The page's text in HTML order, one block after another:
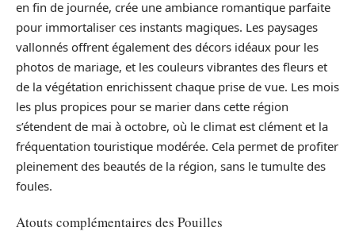
en fin de journée, crée une ambiance romantique parfaite
pour immortaliser ces instants magiques. Les paysages
vallonnés offrent également des décors idéaux pour les
photos de mariage, et les couleurs vibrantes des fleurs et
de la végétation enrichissent chaque prise de vue. Les mois
les plus propices pour se marier dans cette région
s’étendent de mai à octobre, où le climat est clément et la
fréquentation touristique modérée. Cela permet de profiter
pleinement des beautés de la région, sans le tumulte des
foules.
Atouts complémentaires des Pouilles